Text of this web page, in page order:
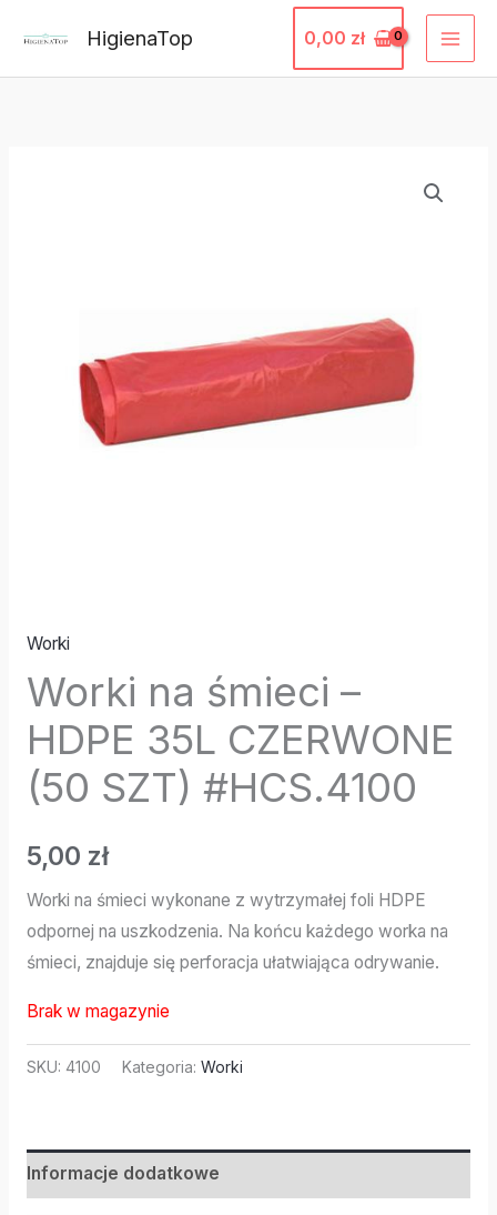
treści
HigienaTop 0,00 zł
Worki
Worki na śmieci –
HDPE 35L CZERWONE
(50 SZT) #HCS.4100
5,00 zł
Worki na śmieci wykonane z wytrzymałej foli HDPE
odpornej na uszkodzenia. Na końcu każdego worka na
śmieci, znajduje się perforacja ułatwiająca odrywanie.
Brak w magazynie
SKU: 4100 Kategoria: Worki
Informacje dodatkowe